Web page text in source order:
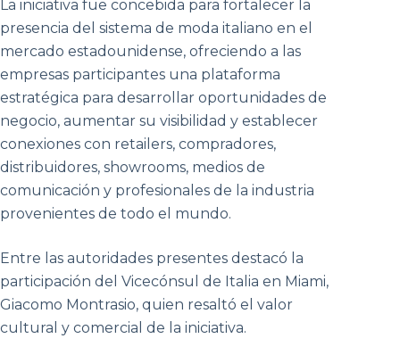
La iniciativa fue concebida para fortalecer la
presencia del sistema de moda italiano en el
mercado estadounidense, ofreciendo a las
empresas participantes una plataforma
estratégica para desarrollar oportunidades de
negocio, aumentar su visibilidad y establecer
conexiones con retailers, compradores,
distribuidores, showrooms, medios de
comunicación y profesionales de la industria
provenientes de todo el mundo.
Entre las autoridades presentes destacó la
participación del Vicecónsul de Italia en Miami,
Giacomo Montrasio, quien resaltó el valor
cultural y comercial de la iniciativa.